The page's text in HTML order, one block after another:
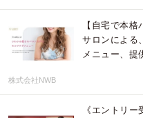
【自宅で本
サロンによる
メニュー、提
株式会社NWB
《エントリ